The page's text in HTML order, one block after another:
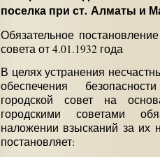
поселка при ст. Алматы и
Обязательное
совета от 4.01.1932 года
В целях устранения
обеспечения
городской совет на
городскими советами
наложении взысканий за их
постановляет: